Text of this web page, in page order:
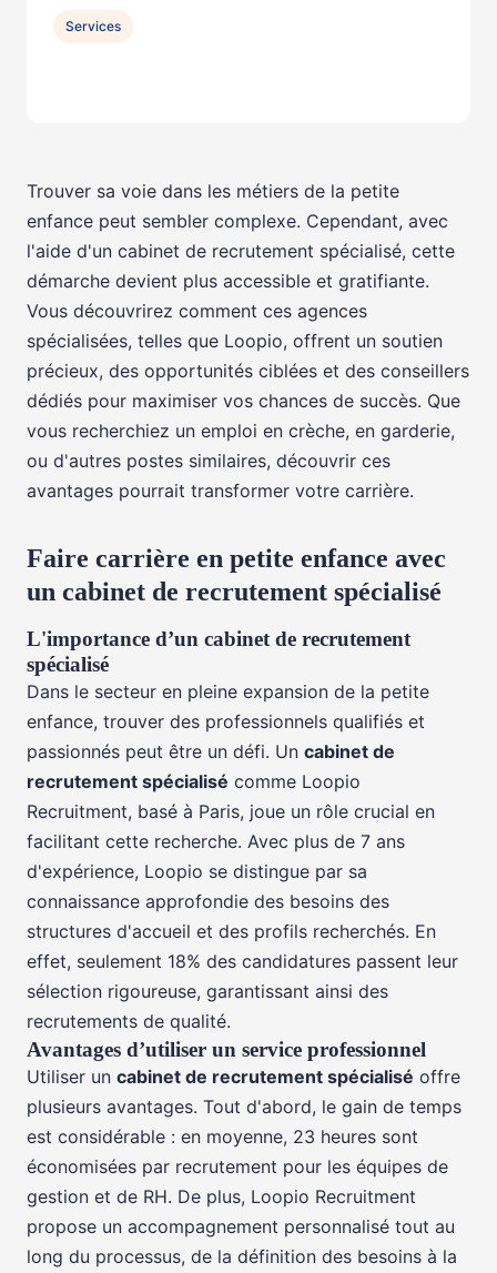
Trouver sa voie dans les métiers de la petite
enfance peut sembler complexe. Cependant, avec
l'aide d'un cabinet de recrutement spécialisé, cette
démarche devient plus accessible et gratifiante.
Vous découvrirez comment ces agences
spécialisées, telles que Loopio, offrent un soutien
précieux, des opportunités ciblées et des conseillers
dédiés pour maximiser vos chances de succès. Que
vous recherchiez un emploi en crèche, en garderie,
ou d'autres postes similaires, découvrir ces
avantages pourrait transformer votre carrière.
Faire carrière en petite enfance avec
un cabinet de recrutement spécialisé
L'importance d’un cabinet de recrutement
spécialisé
Dans le secteur en pleine expansion de la petite
enfance, trouver des professionnels qualifiés et
passionnés peut être un défi. Un cabinet de
recrutement spécialisé comme Loopio
Recruitment, basé à Paris, joue un rôle crucial en
facilitant cette recherche. Avec plus de 7 ans
d'expérience, Loopio se distingue par sa
connaissance approfondie des besoins des
structures d'accueil et des profils recherchés. En
effet, seulement 18% des candidatures passent leur
sélection rigoureuse, garantissant ainsi des
recrutements de qualité.
Avantages d’utiliser un service professionnel
Utiliser un cabinet de recrutement spécialisé offre
plusieurs avantages. Tout d'abord, le gain de temps
est considérable : en moyenne, 23 heures sont
économisées par recrutement pour les équipes de
gestion et de RH. De plus, Loopio Recruitment
propose un accompagnement personnalisé tout au
long du processus, de la définition des besoins à la
Services